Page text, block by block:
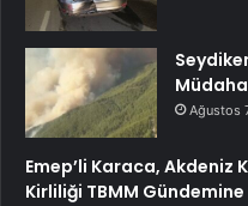
Ağustos
Emep’li Karaca, Akdeniz
Kirliliği TBMM Gündemine